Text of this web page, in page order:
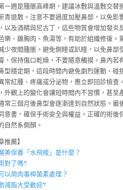
一週是腫脹高峰期，建議冰敷與溫敷交
青退散。注意不要過度加壓鼻部，以免
以及酒精與尼古丁，這些物質會增加發
樂、雞胸肉、魚湯等，有助於組織修復
少夜間腫脹。避免側睡或趴睡，以免鼻
，保持傷口乾燥，不要隨意觸摸。鼻內
型穩定期，這段時間內避免劇烈運動、碰
常紅腫、疼痛或分泌物，應立即回診檢
外觀上的變化會讓短時間內不習慣，甚
常三個月後鼻型會逐漸達到自然狀態。
意書，確保手術安全與權益。正確的術
自然系側顏。
推薦】
美保養「水飛梭 」是什麼？
對了嗎?
以用肉毒桿菌素處理？
減脂大受歡迎?